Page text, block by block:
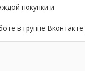
покупки и
вгруппе Вконтакте